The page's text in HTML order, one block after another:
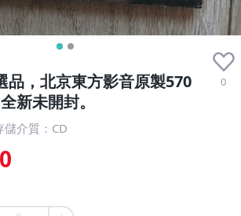
品，北京東方影音原製570
新未開封。
0
介質：CD